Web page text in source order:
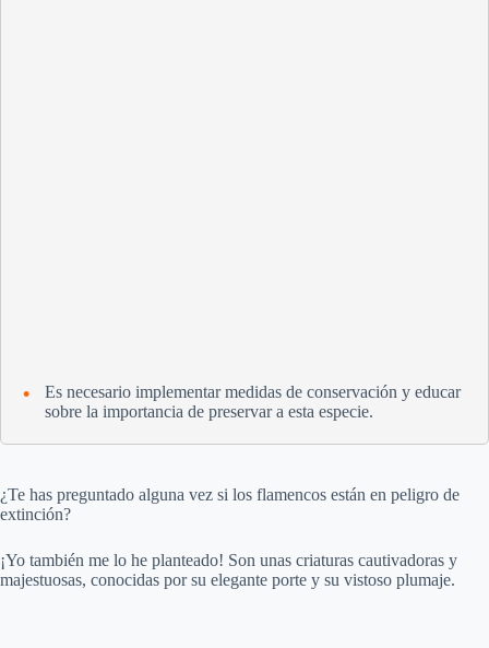
Es necesario implementar medidas de conservación y educar
sobre la importancia de preservar a esta especie.
¿Te has preguntado alguna vez si los flamencos están en peligro de
extinción?
¡Yo también me lo he planteado! Son unas criaturas cautivadoras y
majestuosas, conocidas por su elegante porte y su vistoso plumaje.